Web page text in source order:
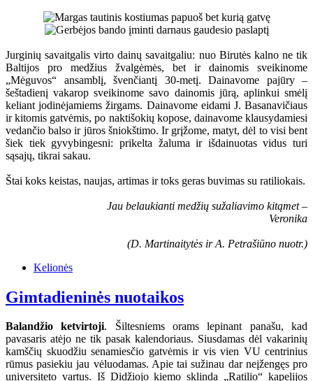
Jurginių savaitgalis virto dainų savaitgaliu: nuo Birutės kalno ne tik
Baltijos pro medžius žvalgėmės, bet ir dainomis sveikinome
„Mėguvos“ ansamblį, švenčiantį 30-metį. Dainavome pajūry –
šeštadienį vakarop sveikinome savo dainomis jūrą, aplinkui smėlį
keliant jodinėjamiems žirgams. Dainavome eidami J. Basanavičiaus
ir kitomis gatvėmis, po naktišokių kopose, dainavome klausydamiesi
vedančio balso ir jūros šniokštimo. Ir grįžome, matyt, dėl to visi bent
šiek tiek gyvybingesni: prikelta žaluma ir išdainuotas vidus turi
sąsajų, tikrai sakau.
Štai koks keistas, naujas, artimas ir toks geras buvimas su ratiliokais.
Jau belaukianti medžių sužaliavimo kitąmet –
Veronika
(D. Martinaitytės ir A. Petrašiūno nuotr.)
Kelionės
Gimtadieninės nuotaikos
Balandžio ketvirtoji. Šiltesniems orams lepinant panašu, kad
pavasaris atėjo ne tik pasak kalendoriaus. Siusdamas dėl vakarinių
kamščių skuodžiu senamiesčio gatvėmis ir vis vien VU centrinius
rūmus pasiekiu jau vėluodamas. Apie tai sužinau dar neįžengęs pro
universiteto vartus. Iš Didžiojo kiemo sklinda „Ratilio“ kapelijos